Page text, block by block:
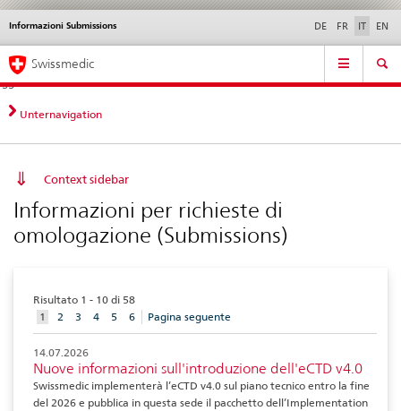
Navigazione
diretta:
novità,
aspetti
contatto
Novità &
norme
Contatto | Supporto &
aiuto
Informazioni Submissions DE FR IT EN
Service
Navigation
Swissmedic
Unternavigation
Context sidebar
Informazioni per richieste di
omologazione (Submissions)
Risultato 1 - 10 di 58
1 aktuelles
Element
2 3 4 5 6 Pagina seguente
14.07.2026
Nuove informazioni sull'introduzione dell'eCTD v4.0
Swissmedic implementerà l’eCTD v4.0 sul piano tecnico entro la fine
del 2026 e pubblica in questa sede il pacchetto dell’Implementation